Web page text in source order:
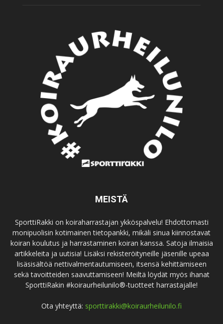
MEISTÄ
SporttiRakki on koiraharrastajan ykköspalvelu! Ehdottomasti
monipuolisin kotimainen tietopankki, mikäli sinua kiinnostavat
koiran koulutus ja harrastaminen koiran kanssa. Satoja ilmaisia
artikkeleita ja uutisia! Lisäksi rekisteröityneille jäsenille upeaa
lisäsisältöä nettivalmentautumiseen, itsensä kehittämiseen
sekä tavoitteiden saavuttamiseen! Meiltä löydät myös ihanat
SporttiRakin #koiraurheilunilo®-tuotteet harrastajalle!
Ota yhteyttä: sporttirakki@koiraurheilunilo.fi